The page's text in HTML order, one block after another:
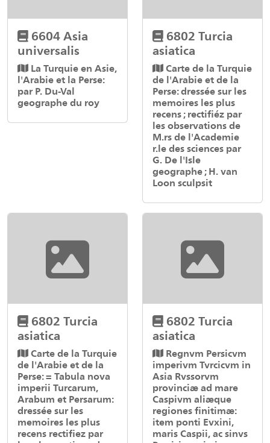
6604 Asia
universalis
La Turquie en Asie,
l'Arabie et la Perse:
par P. Du-Val
geographe du roy
6802 Turcia
asiatica
Carte de la Turquie
de l'Arabie et de la
Perse: dressée sur les
memoires les plus
recens ; rectifiéz par
les observations de
M.rs de l'Academie
r.le des sciences par
G. De l'Isle
geographe ; H. van
Loon sculpsit
6802 Turcia
asiatica
Carte de la Turquie
de l'Arabie et de la
Perse: = Tabula nova
imperii Turcarum,
Arabum et Persarum:
dressée sur les
memoires les plus
recens rectifiez par
6802 Turcia
asiatica
Regnvm Persicvm
imperivm Tvrcicvm in
Asia Rvssorvm
provinciæ ad mare
Caspivm aliæque
regiones finitimæ:
item ponti Evxini,
maris Caspii, ac sinvs